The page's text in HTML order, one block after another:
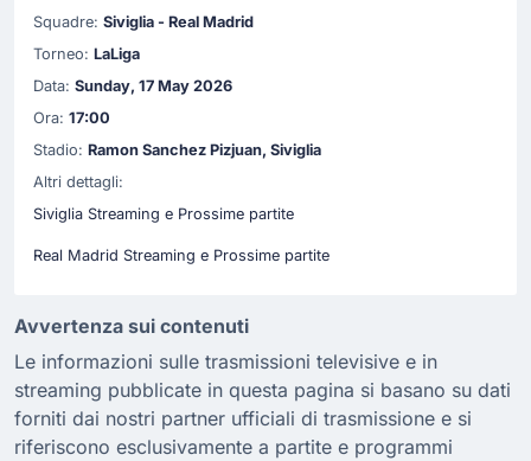
Squadre: Siviglia - Real Madrid
Torneo: LaLiga
Data: Sunday, 17 May 2026
Ora: 17:00
Stadio: Ramon Sanchez Pizjuan, Siviglia
Altri dettagli:
Siviglia Streaming e Prossime partite
Real Madrid Streaming e Prossime partite
Avvertenza sui contenuti
Le informazioni sulle trasmissioni televisive e in
streaming pubblicate in questa pagina si basano su dati
forniti dai nostri partner ufficiali di trasmissione e si
riferiscono esclusivamente a partite e programmi